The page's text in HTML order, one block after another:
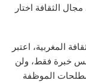
الثقافة اختار
المغربية، اعتبر
خبرة فقط، ولن
الموظفة